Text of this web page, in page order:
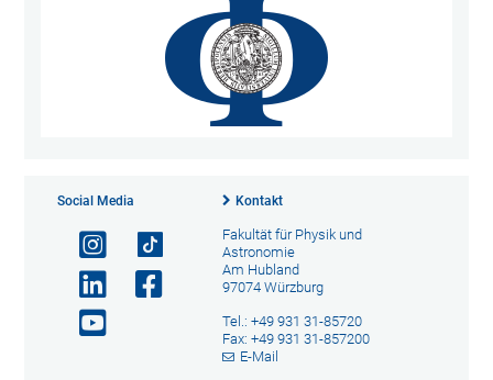
Social Media Kontakt
Fakultät für Physik und
Astronomie
Am Hubland
97074 Würzburg
Tel.: +49 931 31-85720
Fax: +49 931 31-857200
E-Mail